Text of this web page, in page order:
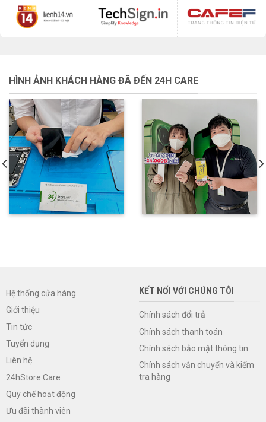
HÌNH ẢNH KHÁCH HÀNG ĐÃ ĐẾN 24H CARE
Hệ thống cửa hàng
Giới thiệu
Tin tức
Tuyển dụng
Liên hệ
24hStore Care
Quy chế hoạt động
Ưu đãi thành viên
KẾT NỐI VỚI CHÚNG TÔI
Chính sách đổi trả
Chính sách thanh toán
Chính sách bảo mật thông tin
Chính sách vận chuyển và kiểm
tra hàng